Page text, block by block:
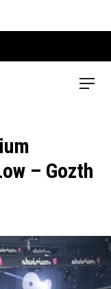
Menu
– Gozth